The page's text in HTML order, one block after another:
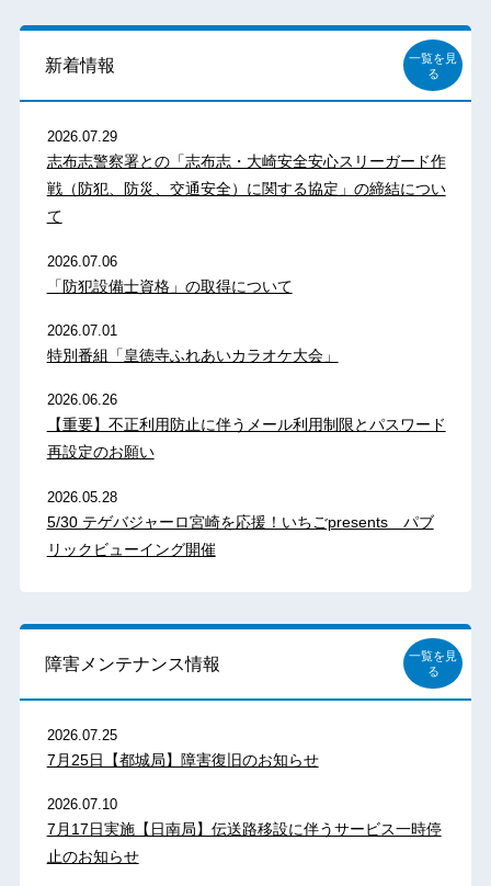
新着情報
一覧を見
る
2026.07.29
志布志警察署との「志布志・大崎安全安心スリーガード作
戦（防犯、防災、交通安全）に関する協定」の締結につい
て
2026.07.06
「防犯設備士資格」の取得について
2026.07.01
特別番組「皇徳寺ふれあいカラオケ大会」
2026.06.26
【重要】不正利用防止に伴うメール利用制限とパスワード
再設定のお願い
2026.05.28
5/30 テゲバジャーロ宮崎を応援！いちごpresents パブ
リックビューイング開催
障害メンテナンス情報
一覧を見
る
2026.07.25
7月25日【都城局】障害復旧のお知らせ
2026.07.10
7月17日実施【日南局】伝送路移設に伴うサービス一時停
止のお知らせ